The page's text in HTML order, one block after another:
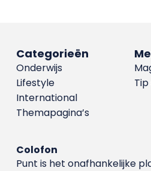
Categorieën
Onderwijs
Lifestyle
International
Themapagina’s
Colofon
Punt is het onafhankelijke